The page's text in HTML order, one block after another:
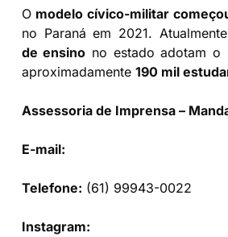
O modelo cívico-militar
no Paraná em 2021.
de ensino no estado adotam o
aproximadamente 190 mil
Assessoria de Imprensa –
E-mail:
Telefone: (61) 99943-0022
Instagram: